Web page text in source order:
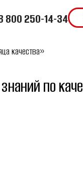
800 250-14-34
качества»
по